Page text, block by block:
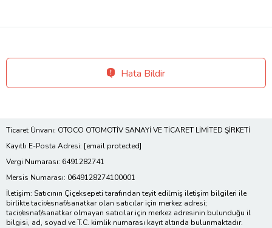
Hata Bildir
Ticaret Ünvanı: OTOCO OTOMOTİV SANAYİ VE TİCARET LİMİTED ŞİRKETİ
Kayıtlı E-Posta Adresi: [email protected]
Vergi Numarası: 6491282741
Mersis Numarası: 0649128274100001
İletişim: Satıcının Çiçeksepeti tarafından teyit edilmiş iletişim bilgileri ile
birlikte tacir/esnaf/sanatkar olan satıcılar için merkez adresi;
tacir/esnaf/sanatkar olmayan satıcılar için merkez adresinin bulunduğu il
bilgisi, ad, soyad ve T.C. kimlik numarası kayıt altında bulunmaktadır.